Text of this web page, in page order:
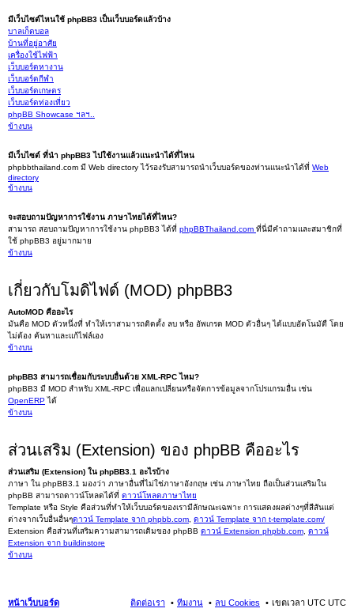
มีเว็บไซต์ไหนใช้ phpBB3 เป็นเว็บบอร์ดแล้วบ้าง
บาลเก็ตบอล
บ้านที่อยู่อาศัย
เครื่องใช้ไฟฟ้า
เว็บบอร์ดหางาน
เว็บบอร์ดกีฬา
เว็บบอร์ดเกษตร
เว็บบอร์ดท่องเที่ยว
phpBB Showcase ฯลฯ..
ข้างบน
มีเว็บไซต์ ที่นำ phpBB3 ไปใช้งานแล้วแนะนำได้ที่ไหน
phpbbthailand.com มี Web directory ไว้รองรับสามารถนำเว็บบอร์ดของท่านแนะนำได้ที่ Web
directory
ข้างบน
จะสอบถามปัญหาการใช้งาน ภาษาไทยได้ที่ไหน?
สามารถ สอบถามปัญหาการใช้งาน phpBB3 ได้ที่ phpBBThailand.com ที่นี่มีคำถามและสมาชิกที่
ใช้ phpBB3 อยู่มากมาย
ข้างบน
เกี่ยวกับโมดิไฟด์ (MOD) phpBB3
AutoMOD คืออะไร
มันคือ MOD ตัวหนึ่งที่ ทำให้เราสามารถติดตั้ง ลบ หรือ อัพเกรด MOD ตัวอื่นๆ ได้แบบอัตโนมัตื โดย
ไม่ต้อง ค้นหาและแก้ไฟล์เอง
ข้างบน
phpBB3 สามารถเชื่อมกับระบบอื่นด้วย XML-RPC ไหม?
phpBB3 มี MOD สำหรับ XML-RPC เพื่อแลกเปลี่ยนหรือจัดการข้อมูลจากโปรแกรมอื่น เช่น
OpenERPได้
ข้างบน
ส่วนเสริม (Extension) ของ phpBB คืออะไร
ส่วนเสริม (Extension) ใน phpBB3.1 อะไรบ้าง
ภาษา ใน phpBB3.1 มองว่า ภาษาอื่นที่ไม่ใช่ภาษาอังกฤษ เช่น ภาษาไทย ถือเป็นส่วนเสริมใน
phpBB สามารถดาวน์โหลดได้ที่ ดาวน์โหลดภาษาไทย
Template หรือ Style คือส่วนที่ทำให้เว็บบอร์ดของเรามีลักษณะเฉพาะ การแสดงผลต่างๆที่สีสันแต่
ต่างจากเว็บอื่นอื่นๆดาวน์ Template จาก phpbb.com ดาวน์ Template จาก t-template.com/
Extension คือส่วนที่เสริมความสามารถเดิมของ phpBB ดาวน์ Extension phpbb.com ดาวน์
Extension จาก buildinstore
ข้างบน
หน้าเว็บบอร์ด เขตเวลา UTC UTC
ลบ Cookies
ทีมงาน
ติดต่อเรา